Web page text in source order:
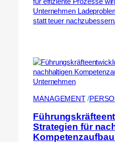
für effiziente Prozesse
Unternehmen
statt teuer nachzubessern.
MANAGEMENT /
Strategien für